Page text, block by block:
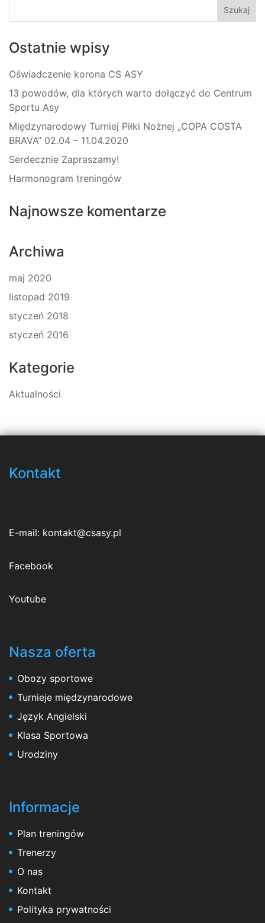
Ostatnie wpisy
Oświadczenie korona CS ASY
13 powodów, dla których warto dołączyć do Centrum
Sportu Asy
Międzynarodowy Turniej Piłki Nożnej „COPA COSTA
BRAVA” 02.04 – 11.04.2020
Serdecznie Zapraszamy!
Harmonogram treningów
Najnowsze komentarze
Archiwa
maj 2020
listopad 2019
styczeń 2018
styczeń 2016
Kategorie
Aktualności
Kontakt
E-mail: kontakt@csasy.pl
Facebook
Youtube
Nasza oferta
Obozy sportowe
Turnieje międzynarodowe
Język Angielski
Klasa Sportowa
Urodziny
Informacje
Plan treningów
Trenerzy
O nas
Kontakt
Polityka prywatności